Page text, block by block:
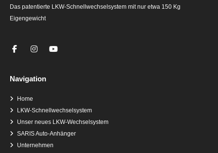
Das patentierte LKW-Schnellwechselsystem mit nur etwa 150 Kg
Eigengewicht
Navigation
Home
LKW-Schnellwechselsystem
Unser neues LKW-Wechselsystem
SARIS Auto-Anhänger
Unternehmen